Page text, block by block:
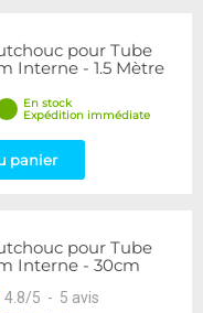
pour Tube
Interne - 1.5 Mètre
En stock
Expédition immédiate
panier
pour Tube
Interne - 30cm
4.8/5 - 5 avis